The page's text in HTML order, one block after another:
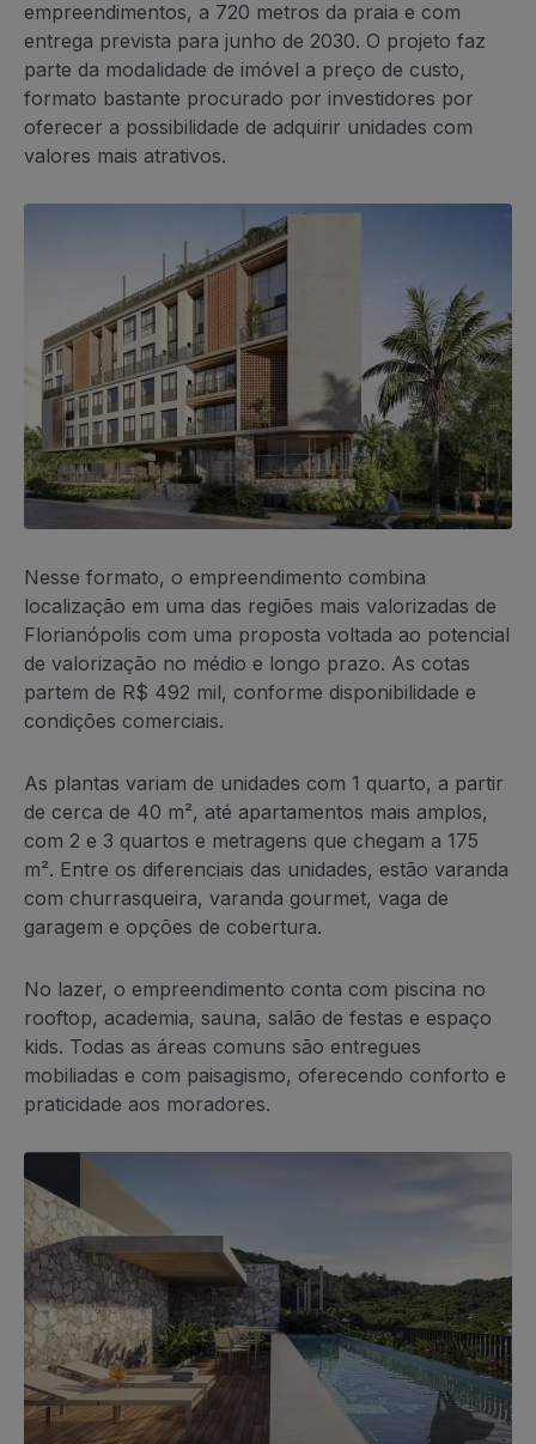
empreendimentos, a 720 metros da praia e com
entrega prevista para junho de 2030. O projeto faz
parte da modalidade de imóvel a preço de custo,
formato bastante procurado por investidores por
oferecer a possibilidade de adquirir unidades com
valores mais atrativos.
Nesse formato, o empreendimento combina
localização em uma das regiões mais valorizadas de
Florianópolis com uma proposta voltada ao potencial
de valorização no médio e longo prazo. As cotas
partem de R$ 492 mil, conforme disponibilidade e
condições comerciais.
As plantas variam de unidades com 1 quarto, a partir
de cerca de 40 m², até apartamentos mais amplos,
com 2 e 3 quartos e metragens que chegam a 175
m². Entre os diferenciais das unidades, estão varanda
com churrasqueira, varanda gourmet, vaga de
garagem e opções de cobertura.
No lazer, o empreendimento conta com piscina no
rooftop, academia, sauna, salão de festas e espaço
kids. Todas as áreas comuns são entregues
mobiliadas e com paisagismo, oferecendo conforto e
praticidade aos moradores.